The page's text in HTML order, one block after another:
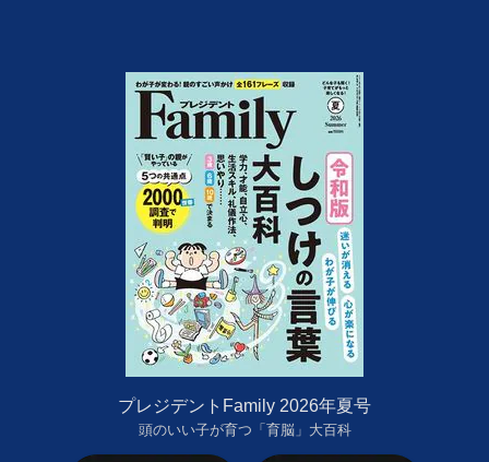
プレジデントFamily 2026年夏号
頭のいい子が育つ「育脳」大百科